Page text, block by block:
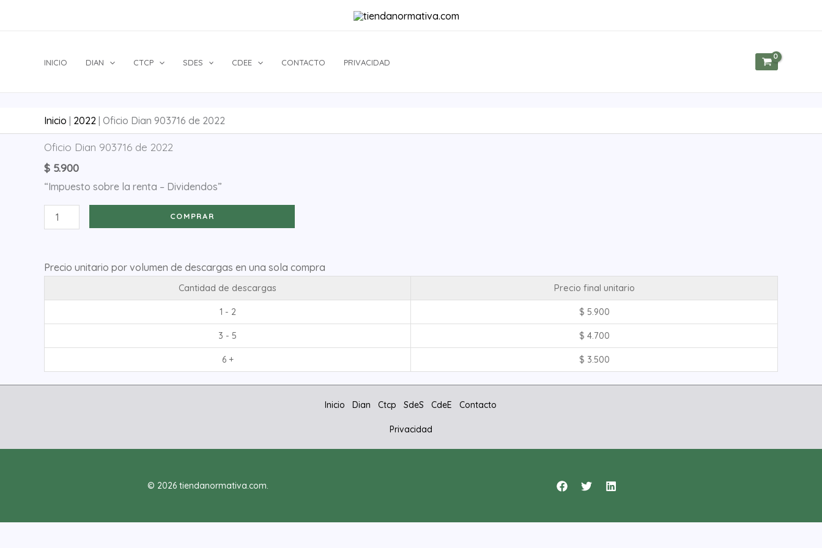
INICIO DIAN CTCP SDES CDEE CONTACTO PRIVACIDAD
Inicio 2022 Oficio Dian 903716 de 2022
Oficio Dian 903716 de 2022
$ 5.900
“Impuesto sobre la renta – Dividendos”
Oficio
903716
de
2022
cantidad
COMPRAR
Precio unitario por volumen de descargas en una sola compra
Cantidad de descargas Precio final unitario
1 - 2 $ 5.900
3 - 5 $ 4.700
6 + $ 3.500
Inicio Dian Ctcp SdeS CdeE Contacto
Privacidad
© 2026 tiendanormativa.com.